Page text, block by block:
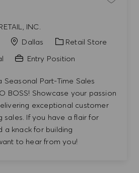
INC.
Dallas Categoría
Retail Store
Entry Position
Part-Time Sales
BOSS! Showcase your passion
exceptional customer
sales. If you have a flair for
a knack for building
to hear from you!
Guardar